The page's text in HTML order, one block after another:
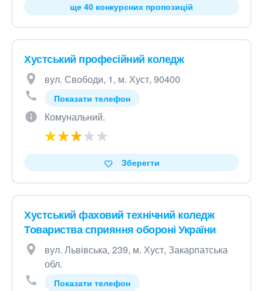
ще 40 конкурсних пропозицій
Хустський професійний коледж
вул. Свободи, 1, м. Хуст, 90400
Показати телефон
Комунальний.
Зберегти
Хустський фаховий технічний коледж
Товариства сприяння обороні України
вул. Львівська, 239, м. Хуст, Закарпатська
обл.
Показати телефон